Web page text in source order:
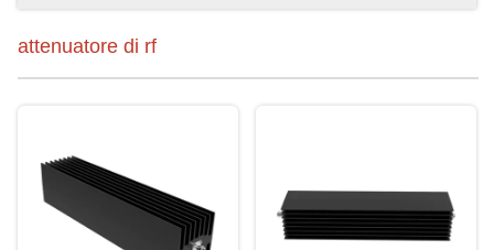
attenuatore di rf